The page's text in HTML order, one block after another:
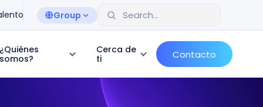
Group
¿Quiénes
somos?
Cerca de
ti
Contacto